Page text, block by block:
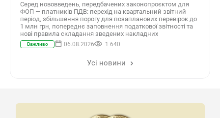
Серед нововведень, передбачених законопроєктом для
ФОП — платників ПДВ: перехід на квартальний звітний
період, збільшення порогу для позапланових перевірок до
1 млн грн, попереднє заповнення податкової звітності та
нові правила складання зведених накладних
Важливо 06.08.2026 1 640
Усі новини